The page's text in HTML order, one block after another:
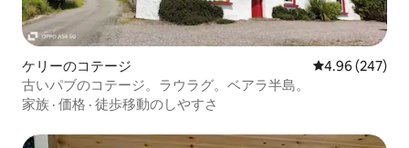
ケリーのコテージ レビュー247
4.96 (247)
古いパブのコテージ。ラウラグ。ベアラ半島。
家族 · 価格 · 徒歩移動のしやすさ